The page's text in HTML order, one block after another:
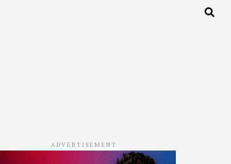
ADVERTISEMENT